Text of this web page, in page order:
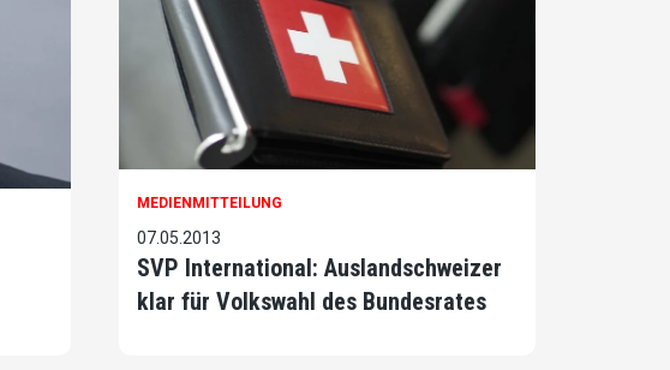
MEDIENMITTEILUNG
07.05.2013
SVP International: Auslandschweizer
klar für Volkswahl des Bundesrates